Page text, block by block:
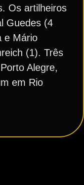
Os artilheiros
Guedes (4
e Mário
(1). Três
Alegre,
em Rio